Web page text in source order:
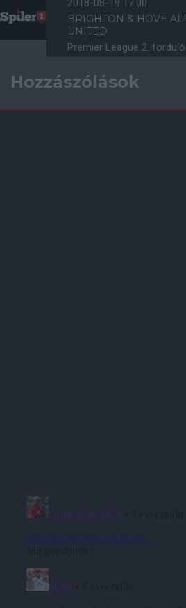
2018-08-19 17:00
BRIGHTON & HOVE
UNITED
Premier League 2. forduló
Hozzászólások